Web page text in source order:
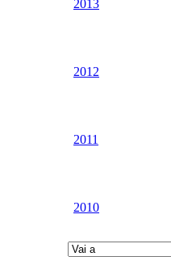
2013
2012
2011
2010